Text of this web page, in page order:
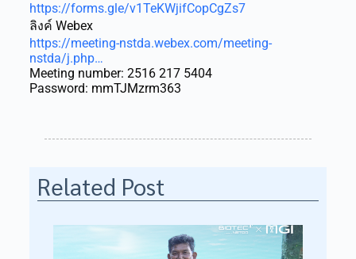
https://forms.gle/v1TeKWjifCopCgZs7
ลิงค์ Webex
https://meeting-nstda.webex.com/meeting-
nstda/j.php…
Meeting number: 2516 217 5404
Password: mmTJMzrm363
Related Post